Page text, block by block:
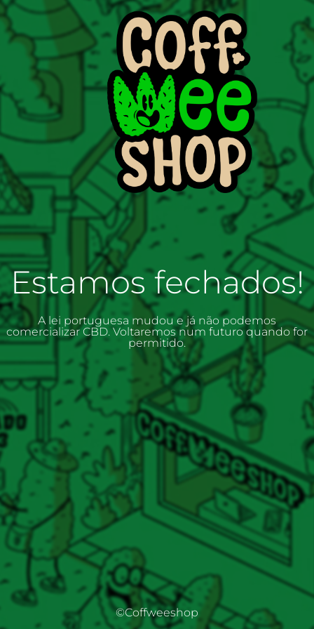
Estamos fechados!
A lei portuguesa mudou e já não podemos
comercializar CBD. Voltaremos num futuro quando for
permitido.
©Coffweeshop